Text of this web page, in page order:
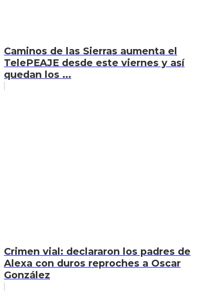
Caminos de las Sierras aumenta el
TelePEAJE desde este viernes y así
quedan los ...
Crimen vial: declararon los padres de
Alexa con duros reproches a Oscar
González